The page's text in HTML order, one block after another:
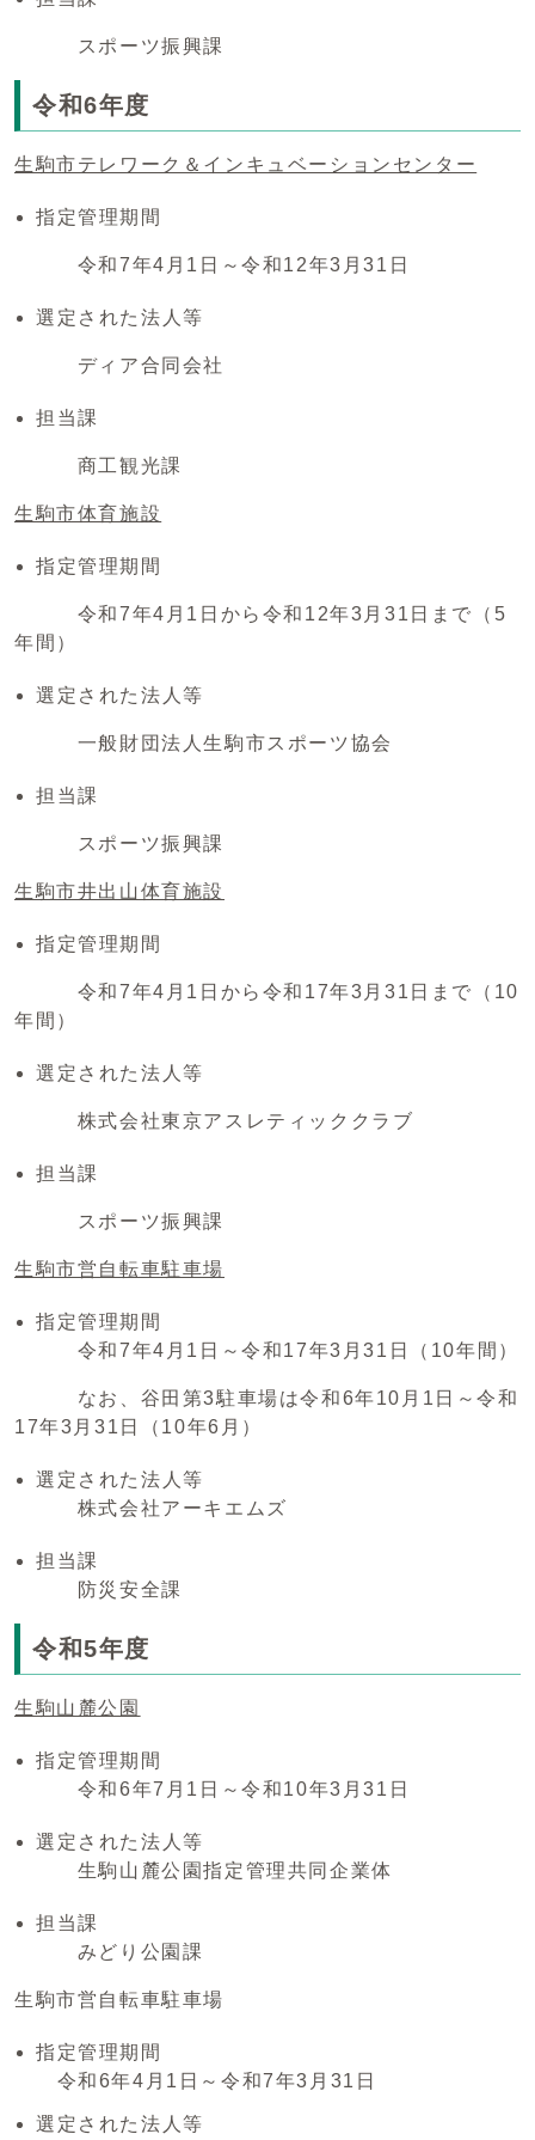
スポーツ振興課
令和6年度
生駒市テレワーク＆インキュベーションセンター
指定管理期間
令和7年4月1日～令和12年3月31日
選定された法人等
ディア合同会社
担当課
商工観光課
生駒市体育施設
指定管理期間
令和7年4月1日から令和12年3月31日まで（5
年間）
選定された法人等
一般財団法人生駒市スポーツ協会
担当課
スポーツ振興課
生駒市井出山体育施設
指定管理期間
令和7年4月1日から令和17年3月31日まで（10
年間）
選定された法人等
株式会社東京アスレティッククラブ
担当課
スポーツ振興課
生駒市営自転車駐車場
指定管理期間
令和7年4月1日～令和17年3月31日（10年間）
なお、谷田第3駐車場は令和6年10月1日～令和
17年3月31日（10年6月）
選定された法人等
株式会社アーキエムズ
担当課
防災安全課
令和5年度
生駒山麓公園
指定管理期間
令和6年7月1日～令和10年3月31日
選定された法人等
生駒山麓公園指定管理共同企業体
担当課
みどり公園課
生駒市営自転車駐車場
指定管理期間
令和6年4月1日～令和7年3月31日
選定された法人等